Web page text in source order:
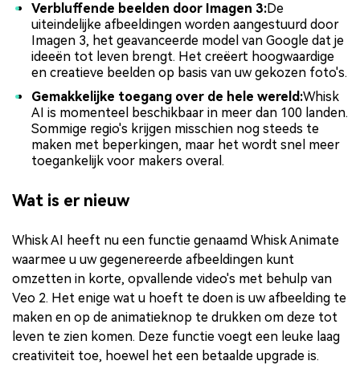
Verbluffende beelden door Imagen 3:De
uiteindelijke afbeeldingen worden aangestuurd door
Imagen 3, het geavanceerde model van Google dat je
ideeën tot leven brengt. Het creëert hoogwaardige
en creatieve beelden op basis van uw gekozen foto's.
Gemakkelijke toegang over de hele wereld:Whisk
AI is momenteel beschikbaar in meer dan 100 landen.
Sommige regio's krijgen misschien nog steeds te
maken met beperkingen, maar het wordt snel meer
toegankelijk voor makers overal.
Wat is er nieuw
Whisk AI heeft nu een functie genaamd Whisk Animate
waarmee u uw gegenereerde afbeeldingen kunt
omzetten in korte, opvallende video's met behulp van
Veo 2. Het enige wat u hoeft te doen is uw afbeelding te
maken en op de animatieknop te drukken om deze tot
leven te zien komen. Deze functie voegt een leuke laag
creativiteit toe, hoewel het een betaalde upgrade is.